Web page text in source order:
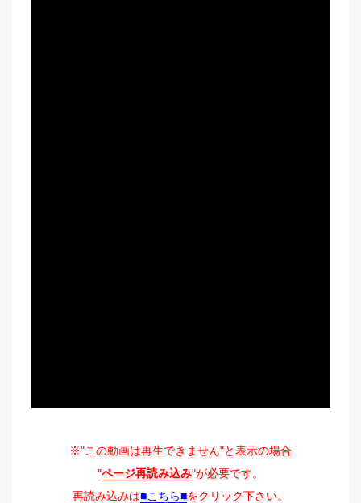
※"この動画は再生できません"と表示の場合
"ページ再読み込み"が必要です。
再読み込みは■こちら■をクリック下さい。